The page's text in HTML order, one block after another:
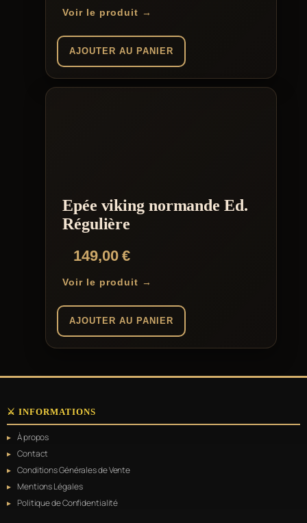
Voir le produit →
AJOUTER AU PANIER
Epée viking normande Ed.
Régulière
149,00€
Voir le produit →
AJOUTER AU PANIER
⚔️ INFORMATIONS
À propos
Contact
Conditions Générales de Vente
Mentions Légales
Politique de Confidentialité